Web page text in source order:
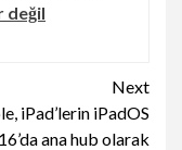
değil
Next
iPad’lerin iPadOS
16’da ana hub olarak